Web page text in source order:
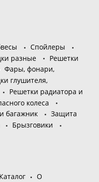
Спойлеры
разные
Решетки
Фары, фонари,
глушителя,
Решетки радиатора и
колеса
багажник
Защита
Брызговики
Каталог
О